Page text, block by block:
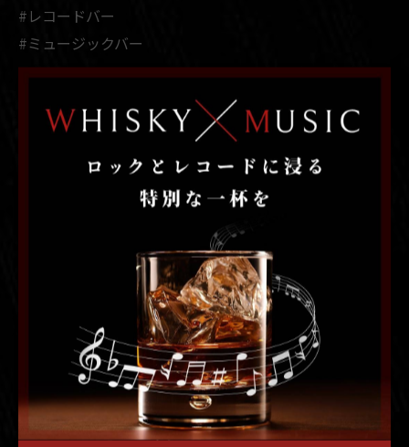
#レコードバー
#ミュージックバー
札幌にて豊富に用意したレコード
一覧に戻る
カテゴリー Categories
全てのカテゴリー
ロック